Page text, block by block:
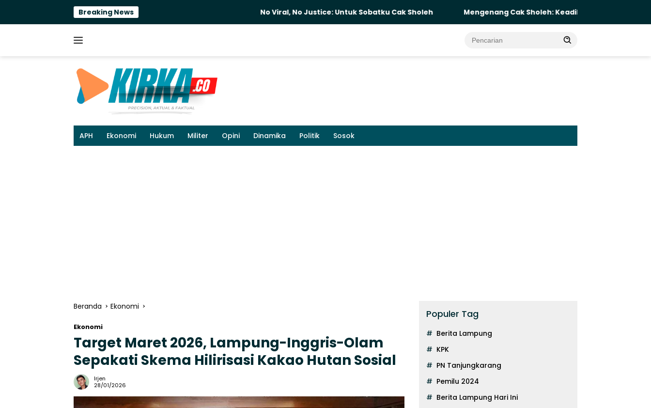
konten
Breaking News No Viral, No Justice: Untuk Sobatku Cak Sholeh Mengenang Cak Sholeh: Keadilan Tak Boleh Menunggu
APH Ekonomi Hukum Militer Opini Dinamika Politik Sosok
Beranda Ekonomi
Ekonomi
Target Maret 2026, Lampung-Inggris-Olam
Sepakati Skema Hilirisasi Kakao Hutan Sosial
Irjen
28/01/2026
Populer Tag
Berita Lampung
KPK
PN Tanjungkarang
Pemilu 2024
Berita Lampung Hari Ini